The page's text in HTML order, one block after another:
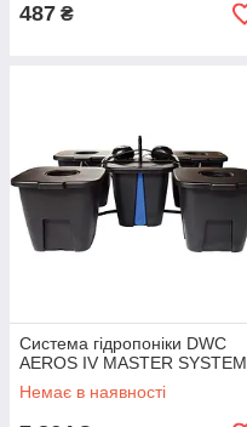
487 ₴
Система гідропоніки DWC
AEROS IV MASTER SYSTEM
Немає в наявності